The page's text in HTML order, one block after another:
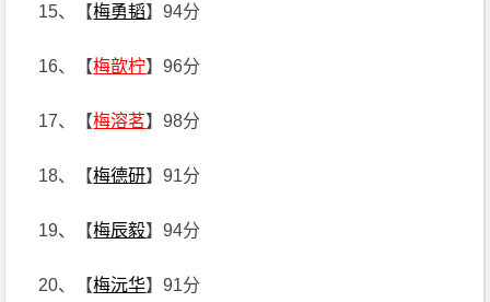
15、【梅勇韬】94分
16、【梅歆柠】96分
17、【梅溶茗】98分
18、【梅德研】91分
19、【梅辰毅】94分
20、【梅沅华】91分